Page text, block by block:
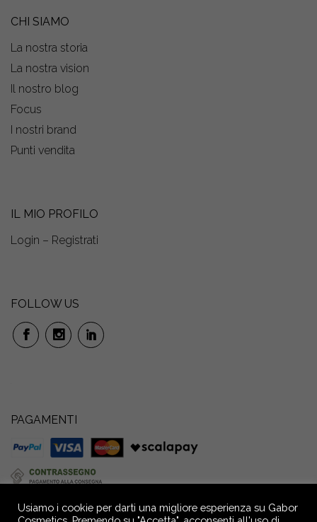
CHI SIAMO
La nostra storia
La nostra vision
Il nostro blog
Focus
I nostri brand
Punti vendita
IL MIO PROFILO
Login – Registrati
FOLLOW US
PAGAMENTI
Usiamo i cookie per darti una migliore esperienza su Gabor